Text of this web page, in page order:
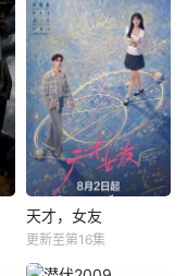
天才，女友
更新至第16集